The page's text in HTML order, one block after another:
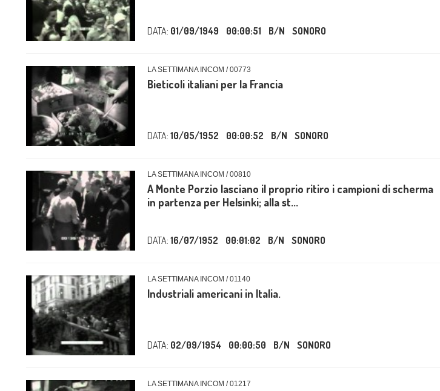
DATA: 01/09/1949 00:00:51 B/N SONORO
LA SETTIMANA INCOM / 00773
Bieticoli italiani per la Francia
DATA: 10/05/1952 00:00:52 B/N SONORO
LA SETTIMANA INCOM / 00810
A Monte Porzio lasciano il proprio ritiro i campioni di scherma
in partenza per Helsinki; alla st...
DATA: 16/07/1952 00:01:02 B/N SONORO
LA SETTIMANA INCOM / 01140
Industriali americani in Italia.
DATA: 02/09/1954 00:00:50 B/N SONORO
LA SETTIMANA INCOM / 01217